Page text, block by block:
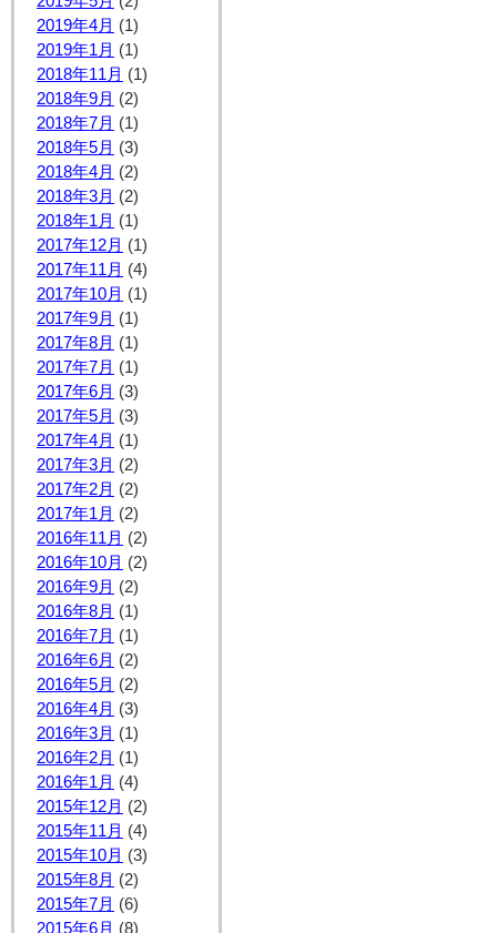
2019年4月 (1)
2019年1月 (1)
2018年11月 (1)
2018年9月 (2)
2018年7月 (1)
2018年5月 (3)
2018年4月 (2)
2018年3月 (2)
2018年1月 (1)
2017年12月 (1)
2017年11月 (4)
2017年10月 (1)
2017年9月 (1)
2017年8月 (1)
2017年7月 (1)
2017年6月 (3)
2017年5月 (3)
2017年4月 (1)
2017年3月 (2)
2017年2月 (2)
2017年1月 (2)
2016年11月 (2)
2016年10月 (2)
2016年9月 (2)
2016年8月 (1)
2016年7月 (1)
2016年6月 (2)
2016年5月 (2)
2016年4月 (3)
2016年3月 (1)
2016年2月 (1)
2016年1月 (4)
2015年12月 (2)
2015年11月 (4)
2015年10月 (3)
2015年8月 (2)
2015年7月 (6)
2015年6月 (8)